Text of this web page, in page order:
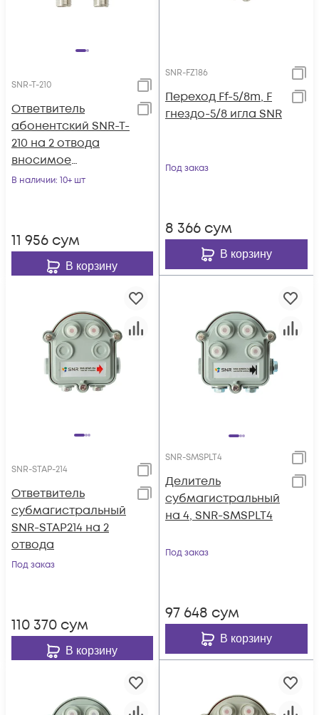
SNR-T-210
Ответвитель
абонентский SNR-T-
210 на 2 отвода
вносимое
затухание IN-TAP
В наличии: 10+ шт
11 956 сум
В корзину
SNR-FZ186
Переход Ff-5/8m, F
гнездо-5/8 игла SNR
Под заказ
8 366 сум
В корзину
SNR-STAP-214
Ответвитель
субмагистральный
SNR-STAP214 на 2
отвода
Под заказ
110 370 сум
В корзину
SNR-SMSPLT4
Делитель
субмагистральный
на 4, SNR-SMSPLT4
Под заказ
97 648 сум
В корзину